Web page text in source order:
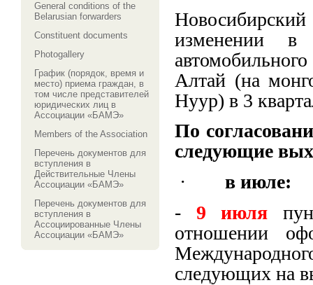
General conditions of the
Belarusian forwarders
Сonstituent documents
Photogallery
График (порядок, время и
место) приема граждан, в
том числе представителей
юридических лиц в
Ассоциации «БАМЭ»
Members of the Association
Перечень документов для
вступления в
Действительные Члены
Ассоциации «БАМЭ»
Перечень документов для
вступления в
Ассоциированные Члены
Ассоциации «БАМЭ»
изменении в
Алтай (на
Нуур) в 3
По
следующие
·
в июле:
- 9 июля
отношении
следующих на